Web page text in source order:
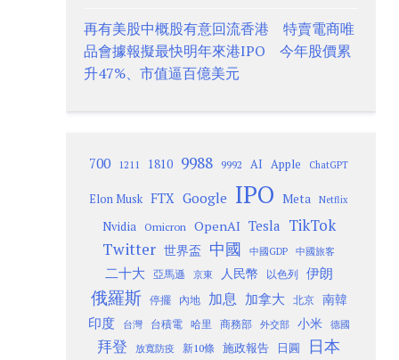
再有美股中概股有意回流香港 特賣電商唯
品會據報擬最快明年來港IPO 今年股價累
升47%、市值逼百億美元
700 1211 1810 9988 9992 AI Apple ChatGPT
Elon Musk FTX Google IPO Meta Netflix
Nvidia Omicron OpenAI Tesla TikTok
Twitter 世界盃 中國 中國GDP 中國旅客
二十大 亞馬遜 京東 人民幣 以色列 伊朗
俄羅斯 停擺 內地 加息 加拿大 北京
南韓
印度
台灣 台積電 哈里 商務部 外交部 小米 德國
拜登 放寬防疫 新10條 施政報告 日圓 日本